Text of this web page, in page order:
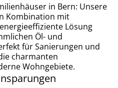
in Bern: Unsere
Kombination mit
Lösung
Öl- und
für Sanierungen und
charmanten
Wohngebiete.